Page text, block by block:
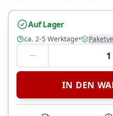
Auf Lager
ca. 2-5 Werktage•
1
IN DEN